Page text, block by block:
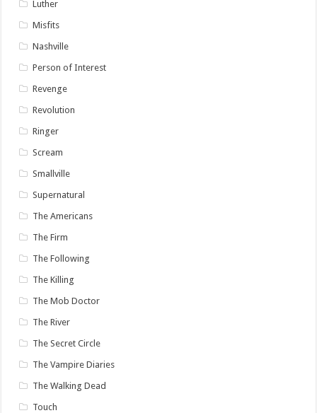
Luther
Misfits
Nashville
Person of Interest
Revenge
Revolution
Ringer
Scream
Smallville
Supernatural
The Americans
The Firm
The Following
The Killing
The Mob Doctor
The River
The Secret Circle
The Vampire Diaries
The Walking Dead
Touch